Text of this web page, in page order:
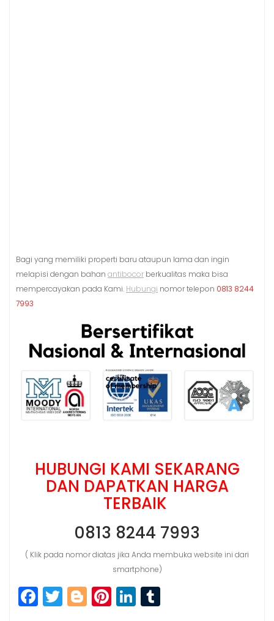
Bagi yang memiliki properti baru ataupun lama dan ingin
melapisi dengan bahan antibocor berkualitas maka bisa
mempercayakan pada Kami. Hubungi nomor telepon 0813 8244
7993
HUBUNGI KAMI SEKARANG
DAN DAPATKAN HARGA
TERBAIK
0813 8244 7993
( Klik pada nomor diatas jika Anda membuka website ini dari
smartphone)
F T Bl Pi Li